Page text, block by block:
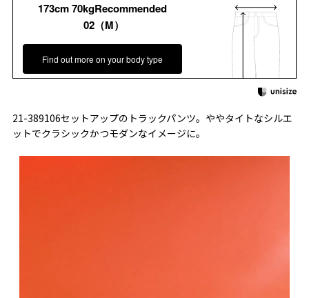
173cm 70kgRecommended
02（M）
Find out more on your body type
21-389106セットアップのトラックパンツ。ややタイトなシルエ
ットでクラシックかつモダンなイメージに。